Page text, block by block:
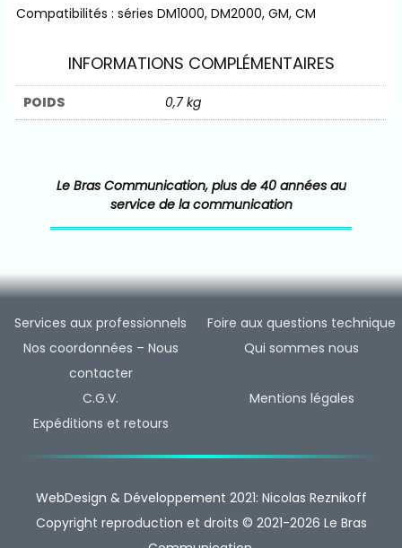
Compatibilités : séries DM1000, DM2000, GM, CM
INFORMATIONS COMPLÉMENTAIRES
POIDS 0,7 kg
Le Bras Communication, plus de 40 années au
service de la communication
Services aux professionnels
Foire aux questions technique
Nos coordonnées – Nous
contacter
Qui sommes nous
C.G.V.
Mentions légales
Expéditions et retours
WebDesign & Développement 2021: Nicolas Reznikoff
Copyright reproduction et droits © 2021-2026 Le Bras